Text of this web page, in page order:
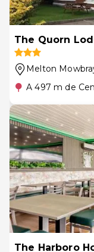
The Quorn
Melton
A 497 m de
The Harboro